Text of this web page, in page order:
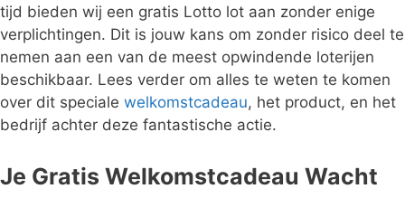
tijd bieden wij een gratis Lotto lot aan zonder enige
verplichtingen. Dit is jouw kans om zonder risico deel te
nemen aan een van de meest opwindende loterijen
beschikbaar. Lees verder om alles te weten te komen
over dit speciale welkomstcadeau, het product, en het
bedrijf achter deze fantastische actie.
Je Gratis Welkomstcadeau Wacht